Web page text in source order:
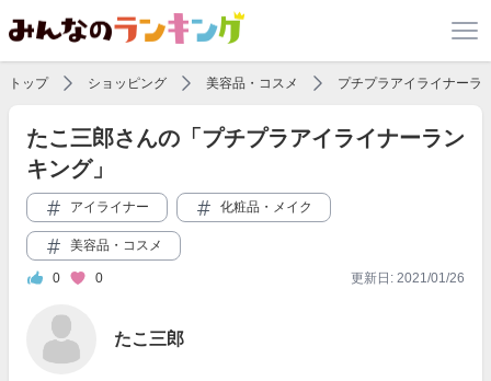
トップ ショッピング 美容品・コスメ プチプラアイライナーラ
たこ三郎さんの「プチプラアイライナーラン
キング」
アイライナー 化粧品・メイク
美容品・コスメ
0 0 更新日: 2021/01/26
たこ三郎